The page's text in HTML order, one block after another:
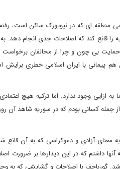
منطقه ای که در نیویورک ساکن است،
قانع کند که اصلاحات جدی انجام
بی چون و چرا از مخالفان برخواست
هم پیمانی با ایران اسلامی خطری
ازایی وجود ندارد. اما ترکیه هیچ
جمله کسانی بودم که در سوریه شاهد
معنای آزادی و دموکراسی که به آن
داشتم که در این دیدارها بر
گورباچف با اصلاحات و گشایشی که به